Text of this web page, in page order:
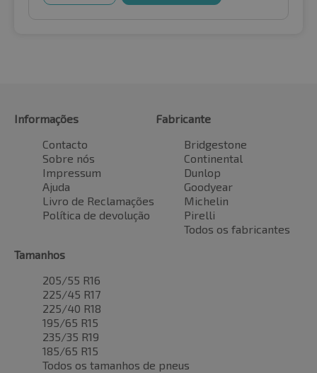
Informações
Contacto
Sobre nós
Impressum
Ajuda
Livro de Reclamações
Política de devolução
Fabricante
Bridgestone
Continental
Dunlop
Goodyear
Michelin
Pirelli
Todos os fabricantes
Tamanhos
205/55 R16
225/45 R17
225/40 R18
195/65 R15
235/35 R19
185/65 R15
Todos os tamanhos de pneus